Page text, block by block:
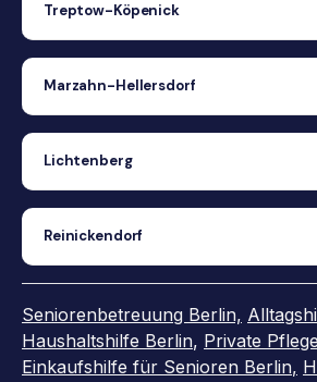
Treptow-Köpenick
Marzahn-Hellersdorf
Lichtenberg
Reinickendorf
Seniorenbetreuung Berlin,
Haushaltshilfe Berlin, Private
Einkaufshilfe für Senioren Berlin,